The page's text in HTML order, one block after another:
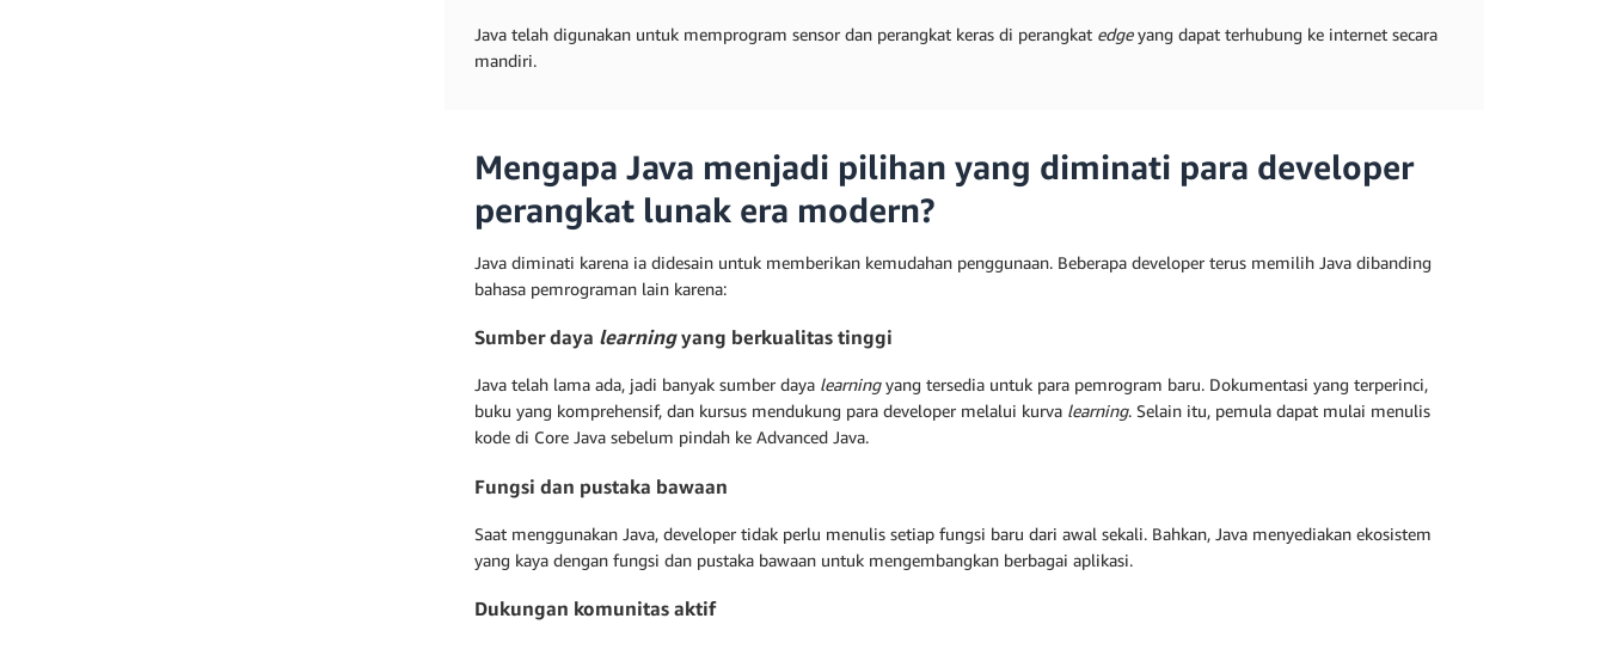
Java telah digunakan untuk memprogram sensor dan perangkat keras di perangkat edgeyang dapat terhubung ke internet secara
mandiri.
Mengapa Java menjadi pilihan yang diminati para developer
perangkat lunak era modern?
Java diminati karena ia didesain untuk memberikan kemudahan penggunaan. Beberapa developer terus memilih Java dibanding
bahasa pemrograman lain karena:
Sumber daya learningyang berkualitas tinggi
Java telah lama ada, jadi banyak sumber daya learningyang tersedia untuk para pemrogram baru. Dokumentasi yang terperinci,
buku yang komprehensif, dan kursus mendukung para developer melalui kurva learning. Selain itu, pemula dapat mulai menulis
kode di Core Java sebelum pindah ke Advanced Java.
Fungsi dan pustaka bawaan
Saat menggunakan Java, developer tidak perlu menulis setiap fungsi baru dari awal sekali. Bahkan, Java menyediakan ekosistem
yang kaya dengan fungsi dan pustaka bawaan untuk mengembangkan berbagai aplikasi.
Dukungan komunitas aktif